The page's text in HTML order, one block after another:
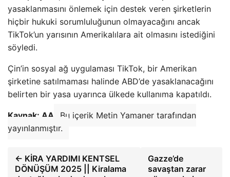
yasaklanmasını önlemek için destek veren şirketlerin
hiçbir hukuki sorumluluğunun olmayacağını ancak
TikTok’un yarısının Amerikalılara ait olmasını istediğini
söyledi.
Çin’in sosyal ağ uygulaması TikTok, bir Amerikan
şirketine satılmaması halinde ABD’de yasaklanacağını
belirten bir yasa uyarınca ülkede kullanıma kapatıldı.
Kaynak: AA
Bu içerik Metin Yamaner tarafından
yayınlanmıştır.
← KİRA YARDIMI KENTSEL
DÖNÜŞÜM 2025 || Kiralama
Gazze’de
savaştan zarar